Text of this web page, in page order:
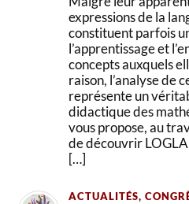
expressions de la
constituent parfois
l’apprentissage et
concepts auxquels
raison, l’analyse de
représente un
didactique des
vous propose, au
de découvrir
[…]
ACTUALITÉS,